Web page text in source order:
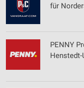
für
PENNY
Henstedt-